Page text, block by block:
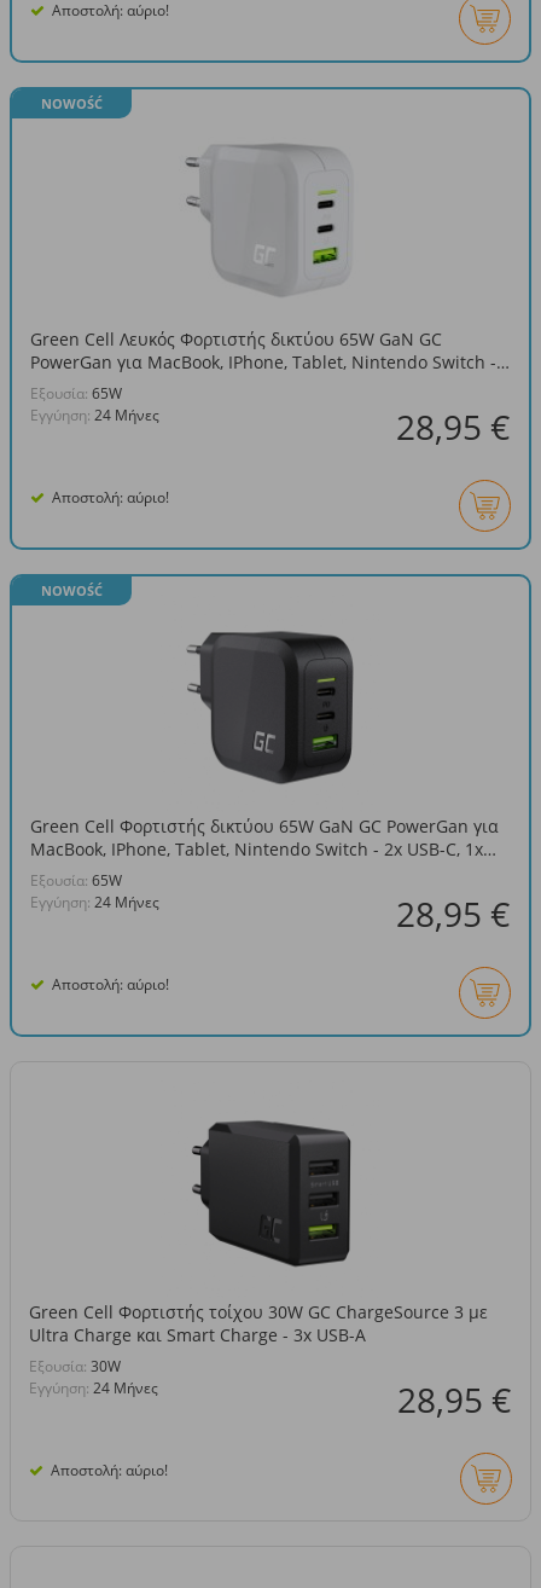
Αποστολή: αύριο!
NOWOŚĆ
Green Cell Λευκός Φορτιστής δικτύου 65W GaN GC
PowerGan για MacBook, IPhone, Tablet, Nintendo Switch -
2x USB-C, 1x USB-A
Eξουσία: 65W
Εγγύηση: 24 Μήνες 28,95 €
Αποστολή: αύριο!
NOWOŚĆ
Green Cell Φορτιστής δικτύου 65W GaN GC PowerGan για
MacBook, IPhone, Tablet, Nintendo Switch - 2x USB-C, 1x
USB-A
Eξουσία: 65W
Εγγύηση: 24 Μήνες 28,95 €
Αποστολή: αύριο!
Green Cell Φορτιστής τοίχου 30W GC ChargeSource 3 με
Ultra Charge και Smart Charge - 3x USB-A
Eξουσία: 30W
Εγγύηση: 24 Μήνες 28,95 €
Αποστολή: αύριο!